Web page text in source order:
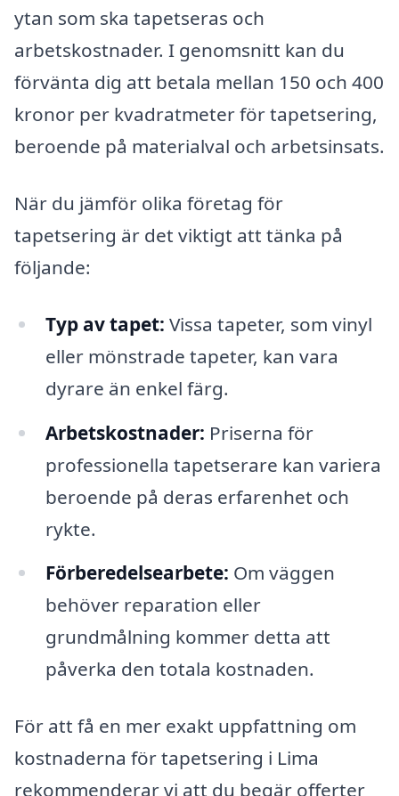
ytan som ska tapetseras och
arbetskostnader. I genomsnitt kan du
förvänta dig att betala mellan 150 och 400
kronor per kvadratmeter för tapetsering,
beroende på materialval och arbetsinsats.
När du jämför olika företag för
tapetsering är det viktigt att tänka på
följande:
Typ av tapet: Vissa tapeter, som vinyl
eller mönstrade tapeter, kan vara
dyrare än enkel färg.
Arbetskostnader: Priserna för
professionella tapetserare kan variera
beroende på deras erfarenhet och
rykte.
Förberedelsearbete: Om väggen
behöver reparation eller
grundmålning kommer detta att
påverka den totala kostnaden.
För att få en mer exakt uppfattning om
kostnaderna för tapetsering i Lima
rekommenderar vi att du begär offerter